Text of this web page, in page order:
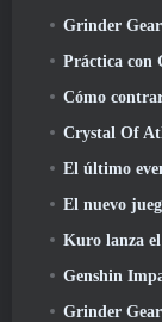
Grinder Gear
Práctica con
Cómo
Crystal Of Atlan
El último evento PvP de
El nuevo juego
Kuro lanza el tan
Genshin
Grinder Gear Games